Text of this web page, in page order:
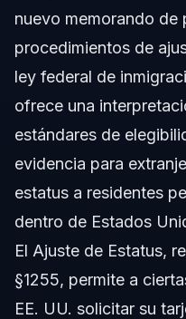
Fuentes y Referencias
nuevo memorando de
procedimientos de
ley federal de
ofrece una
estándares de
evidencia para
estatus a residentes
dentro de Estados
El Ajuste de Estatus,
§1255, permite a
EE. UU. solicitar su